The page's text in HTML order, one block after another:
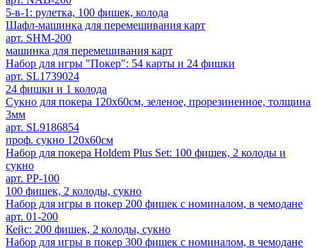
5-в-1: рулетка, 100 фишек, колода
Шафл-машинка для перемешивания карт
арт. SHM-200
машинка для перемешивания карт
Набор для игры "Покер": 54 карты и 24 фишки
арт. SL1739024
24 фишки и 1 колода
Сукно для покера 120х60см, зеленое, прорезиненное, толщина
3мм
арт. SL9186854
проф. сукно 120х60см
Набор для покера Holdem Plus Set: 100 фишек, 2 колоды и
сукно
арт. PP-100
100 фишек, 2 колоды, сукно
Набор для игры в покер 200 фишек c номиналом, в чемодане
арт. 01-200
Кейс: 200 фишек, 2 колоды, сукно
Набор для игры в покер 300 фишек c номиналом, в чемодане